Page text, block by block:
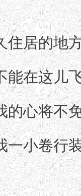
住居的地
能在这儿
的心将不
一小卷